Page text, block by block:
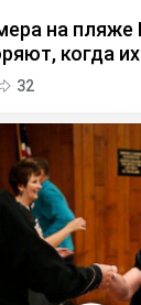
на
когда их
32